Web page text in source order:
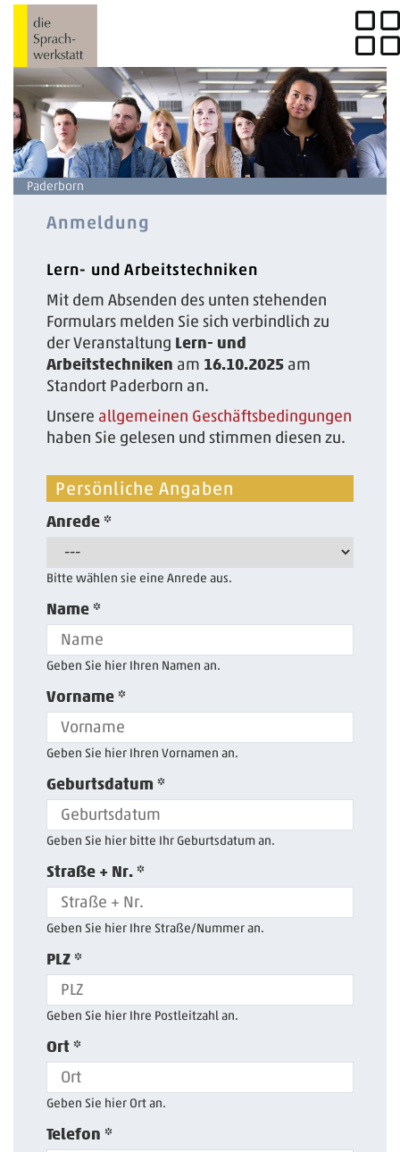
Paderborn
Anmeldung
Lern- und Arbeitstechniken
Mit dem Absenden des unten stehenden
Formulars melden Sie sich verbindlich zu
der Veranstaltung Lern- und
Arbeitstechniken am 16.10.2025 am
Standort Paderborn an.
Unsere allgemeinen Geschäftsbedingungen
haben Sie gelesen und stimmen diesen zu.
Persönliche Angaben
Anrede *
Bitte wählen sie eine Anrede aus.
Name *
Geben Sie hier Ihren Namen an.
Vorname *
Geben Sie hier Ihren Vornamen an.
Geburtsdatum *
Geben Sie hier bitte Ihr Geburtsdatum an.
Straße + Nr. *
Geben Sie hier Ihre Straße/Nummer an.
PLZ *
Geben Sie hier Ihre Postleitzahl an.
Ort *
Geben Sie hier Ort an.
Telefon *